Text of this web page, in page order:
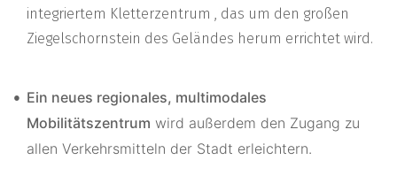
integriertem Kletterzentrum , das um den großen
Ziegelschornstein des Geländes herum errichtet wird.
Ein neues regionales, multimodales
Mobilitätszentrum wird außerdem den Zugang zu
allen Verkehrsmitteln der Stadt erleichtern.